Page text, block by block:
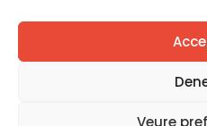
Veure
Creiem que el coneixement
fem servir una llicència
algun material indiquem el
redistribuir, remesclar o
comercial. Només us